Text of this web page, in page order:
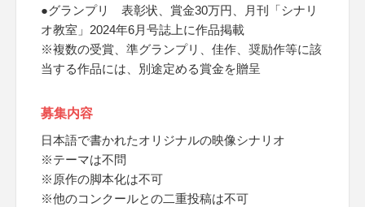
●グランプリ 表彰状、賞金30万円、月刊「シナリ
オ教室」2024年6月号誌上に作品掲載
※複数の受賞、準グランプリ、佳作、奨励作等に該
当する作品には、別途定める賞金を贈呈
募集内容
日本語で書かれたオリジナルの映像シナリオ
※テーマは不問
※原作の脚本化は不可
※他のコンクールとの二重投稿は不可